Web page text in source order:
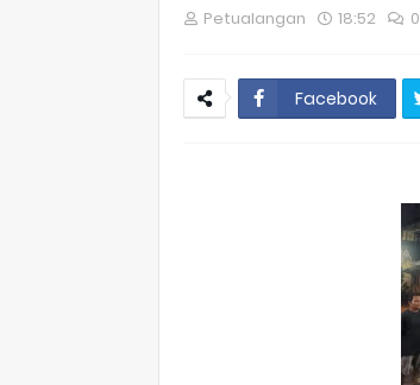
Petualangan 18:52
Facebook